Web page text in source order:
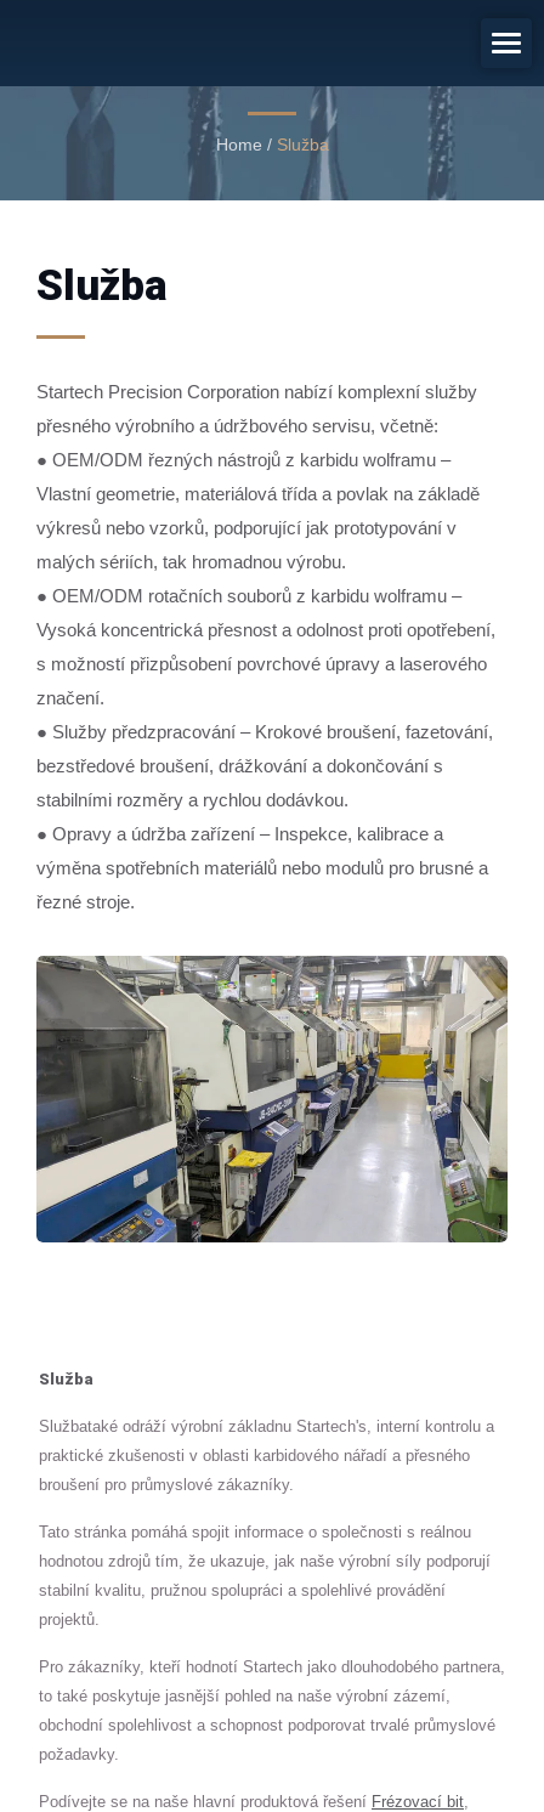
Home / Služba
Služba
Startech Precision Corporation nabízí komplexní služby
přesného výrobního a údržbového servisu, včetně:
● OEM/ODM řezných nástrojů z karbidu wolframu –
Vlastní geometrie, materiálová třída a povlak na základě
výkresů nebo vzorků, podporující jak prototypování v
malých sériích, tak hromadnou výrobu.
● OEM/ODM rotačních souborů z karbidu wolframu –
Vysoká koncentrická přesnost a odolnost proti opotřebení,
s možností přizpůsobení povrchové úpravy a laserového
značení.
● Služby předzpracování – Krokové broušení, fazetování,
bezstředové broušení, drážkování a dokončování s
stabilními rozměry a rychlou dodávkou.
● Opravy a údržba zařízení – Inspekce, kalibrace a
výměna spotřebních materiálů nebo modulů pro brusné a
řezné stroje.
Služba
Službataké odráží výrobní základnu Startech's, interní kontrolu a
praktické zkušenosti v oblasti karbidového nářadí a přesného
broušení pro průmyslové zákazníky.
Tato stránka pomáhá spojit informace o společnosti s reálnou
hodnotou zdrojů tím, že ukazuje, jak naše výrobní síly podporují
stabilní kvalitu, pružnou spolupráci a spolehlivé provádění
projektů.
Pro zákazníky, kteří hodnotí Startech jako dlouhodobého partnera,
to také poskytuje jasnější pohled na naše výrobní zázemí,
obchodní spolehlivost a schopnost podporovat trvalé průmyslové
požadavky.
Podívejte se na naše hlavní produktová řešení Frézovací bit